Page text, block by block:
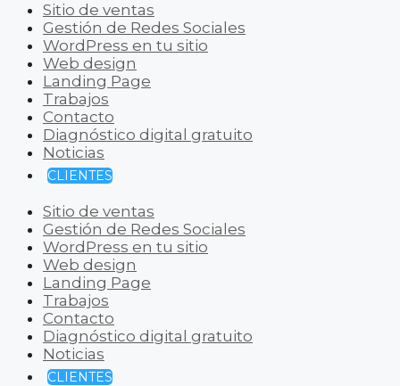
Sitio de ventas
Gestión de Redes Sociales
WordPress en tu sitio
Web design
Landing Page
Trabajos
Contacto
Diagnóstico digital gratuito
Noticias
CLIENTES
Sitio de ventas
Gestión de Redes Sociales
WordPress en tu sitio
Web design
Landing Page
Trabajos
Contacto
Diagnóstico digital gratuito
Noticias
CLIENTES